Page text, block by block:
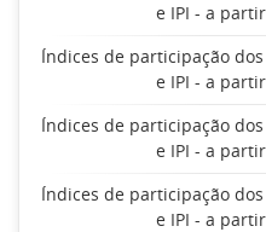
e IPI - a
Índices de participação
e IPI - a
Índices de participação
e IPI - a
Índices de participação
e IPI - a